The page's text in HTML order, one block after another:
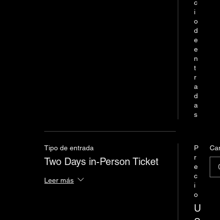
c
i
o
d
e
e
n
t
r
a
d
a
s
Tipo de entrada
Two Days in-Person Ticket
Leer más
P
r
e
c
i
o
U